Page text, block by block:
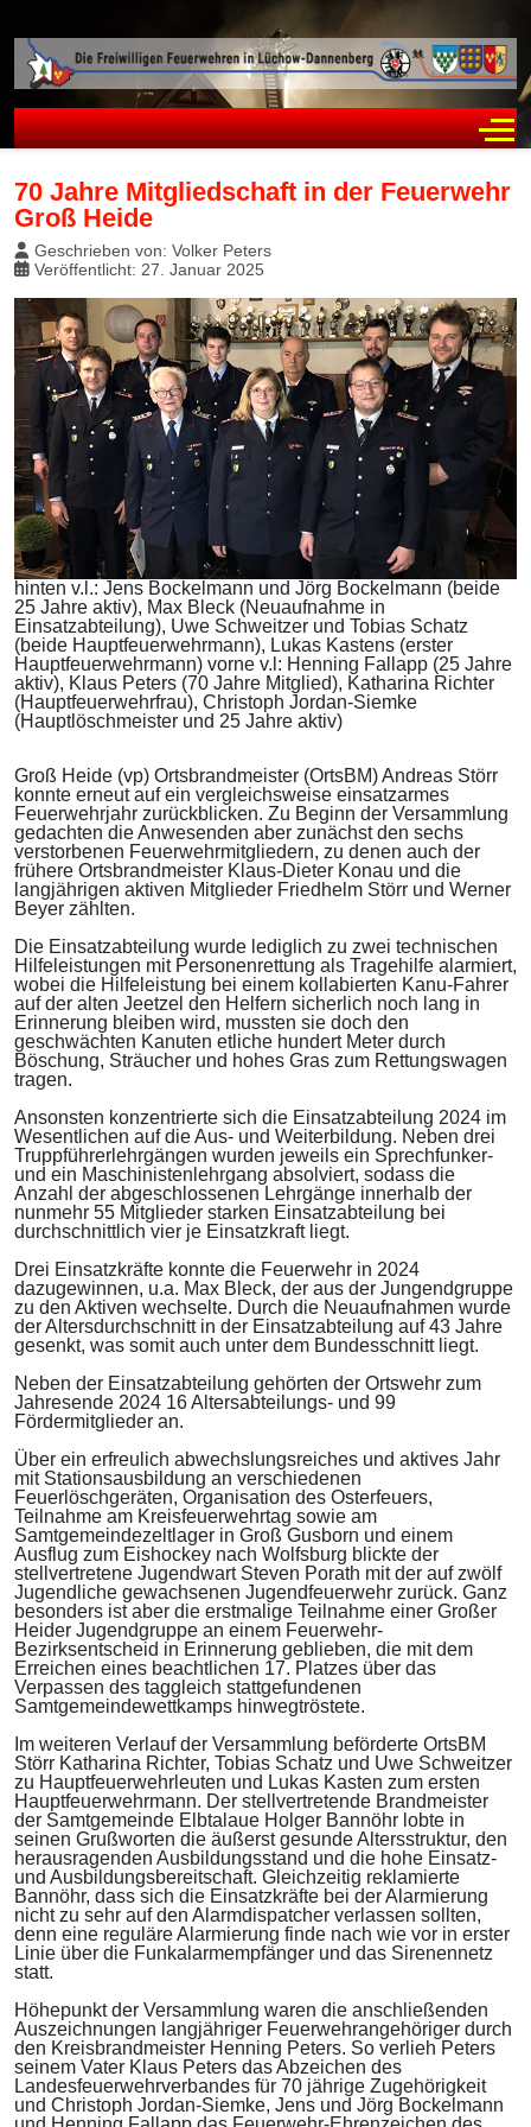
70 Jahre Mitgliedschaft in der Feuerwehr
Groß Heide
Geschrieben von: Volker Peters
Veröffentlicht: 27. Januar 2025
hinten v.l.: Jens Bockelmann und Jörg Bockelmann (beide
25 Jahre aktiv), Max Bleck (Neuaufnahme in
Einsatzabteilung), Uwe Schweitzer und Tobias Schatz
(beide Hauptfeuerwehrmann), Lukas Kastens (erster
Hauptfeuerwehrmann) vorne v.l: Henning Fallapp (25 Jahre
aktiv), Klaus Peters (70 Jahre Mitglied), Katharina Richter
(Hauptfeuerwehrfrau), Christoph Jordan-Siemke
(Hauptlöschmeister und 25 Jahre aktiv)
Groß Heide (vp) Ortsbrandmeister (OrtsBM) Andreas Störr
konnte erneut auf ein vergleichsweise einsatzarmes
Feuerwehrjahr zurückblicken. Zu Beginn der Versammlung
gedachten die Anwesenden aber zunächst den sechs
verstorbenen Feuerwehrmitgliedern, zu denen auch der
frühere Ortsbrandmeister Klaus-Dieter Konau und die
langjährigen aktiven Mitglieder Friedhelm Störr und Werner
Beyer zählten.
Die Einsatzabteilung wurde lediglich zu zwei technischen
Hilfeleistungen mit Personenrettung als Tragehilfe alarmiert,
wobei die Hilfeleistung bei einem kollabierten Kanu-Fahrer
auf der alten Jeetzel den Helfern sicherlich noch lang in
Erinnerung bleiben wird, mussten sie doch den
geschwächten Kanuten etliche hundert Meter durch
Böschung, Sträucher und hohes Gras zum Rettungswagen
tragen.
Ansonsten konzentrierte sich die Einsatzabteilung 2024 im
Wesentlichen auf die Aus- und Weiterbildung. Neben drei
Truppführerlehrgängen wurden jeweils ein Sprechfunker-
und ein Maschinistenlehrgang absolviert, sodass die
Anzahl der abgeschlossenen Lehrgänge innerhalb der
nunmehr 55 Mitglieder starken Einsatzabteilung bei
durchschnittlich vier je Einsatzkraft liegt.
Drei Einsatzkräfte konnte die Feuerwehr in 2024
dazugewinnen, u.a. Max Bleck, der aus der Jungendgruppe
zu den Aktiven wechselte. Durch die Neuaufnahmen wurde
der Altersdurchschnitt in der Einsatzabteilung auf 43 Jahre
gesenkt, was somit auch unter dem Bundesschnitt liegt.
Neben der Einsatzabteilung gehörten der Ortswehr zum
Jahresende 2024 16 Altersabteilungs- und 99
Fördermitglieder an.
Über ein erfreulich abwechslungsreiches und aktives Jahr
mit Stationsausbildung an verschiedenen
Feuerlöschgeräten, Organisation des Osterfeuers,
Teilnahme am Kreisfeuerwehrtag sowie am
Samtgemeindezeltlager in Groß Gusborn und einem
Ausflug zum Eishockey nach Wolfsburg blickte der
stellvertretene Jugendwart Steven Porath mit der auf zwölf
Jugendliche gewachsenen Jugendfeuerwehr zurück. Ganz
besonders ist aber die erstmalige Teilnahme einer Großer
Heider Jugendgruppe an einem Feuerwehr-
Bezirksentscheid in Erinnerung geblieben, die mit dem
Erreichen eines beachtlichen 17. Platzes über das
Verpassen des taggleich stattgefundenen
Samtgemeindewettkamps hinwegtröstete.
Im weiteren Verlauf der Versammlung beförderte OrtsBM
Störr Katharina Richter, Tobias Schatz und Uwe Schweitzer
zu Hauptfeuerwehrleuten und Lukas Kasten zum ersten
Hauptfeuerwehrmann. Der stellvertretende Brandmeister
der Samtgemeinde Elbtalaue Holger Bannöhr lobte in
seinen Grußworten die äußerst gesunde Altersstruktur, den
herausragenden Ausbildungsstand und die hohe Einsatz-
und Ausbildungsbereitschaft. Gleichzeitig reklamierte
Bannöhr, dass sich die Einsatzkräfte bei der Alarmierung
nicht zu sehr auf den Alarmdispatcher verlassen sollten,
denn eine reguläre Alarmierung finde nach wie vor in erster
Linie über die Funkalarmempfänger und das Sirenennetz
statt.
Höhepunkt der Versammlung waren die anschließenden
Auszeichnungen langjähriger Feuerwehrangehöriger durch
den Kreisbrandmeister Henning Peters. So verlieh Peters
seinem Vater Klaus Peters das Abzeichen des
Landesfeuerwehrverbandes für 70 jährige Zugehörigkeit
und Christoph Jordan-Siemke, Jens und Jörg Bockelmann